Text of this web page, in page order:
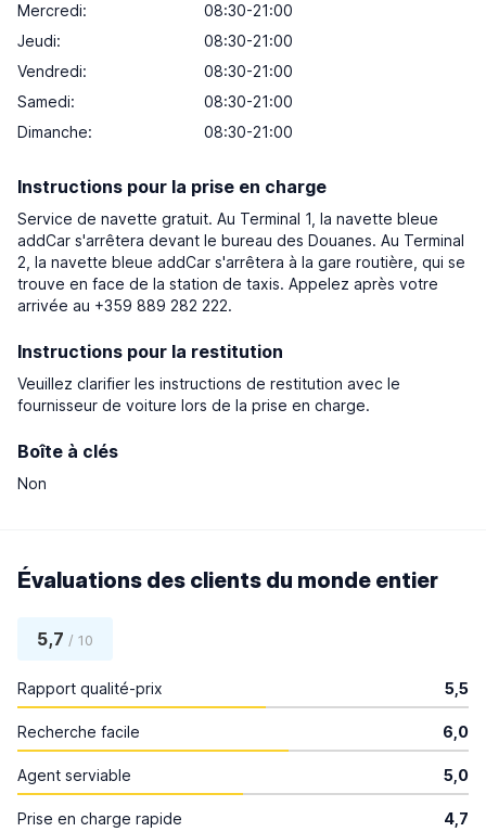
Mercredi:
08:30-21:00
Jeudi:
08:30-21:00
Vendredi:
08:30-21:00
Samedi:
08:30-21:00
Dimanche: 08:30-21:00
Instructions pour la prise en charge
Service de navette gratuit. Au Terminal 1, la navette bleue
addCar s'arrêtera devant le bureau des Douanes. Au Terminal
2, la navette bleue addCar s'arrêtera à la gare routière, qui se
trouve en face de la station de taxis. Appelez après votre
arrivée au +359 889 282 222.
Instructions pour la restitution
Veuillez clarifier les instructions de restitution avec le
fournisseur de voiture lors de la prise en charge.
Boîte à clés
Non
Évaluations des clients du monde entier
5,7 / 10
Rapport qualité-prix 5,5
Recherche facile 6,0
Agent serviable 5,0
Prise en charge rapide 4,7